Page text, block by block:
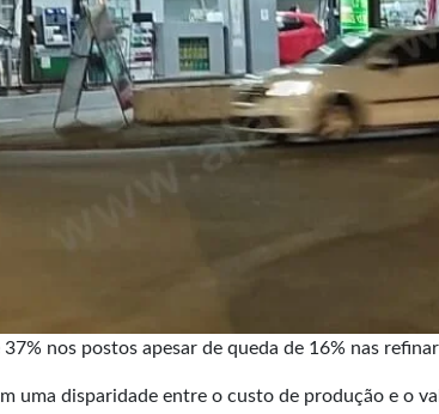
nos postos apesar de queda de 16% nas
uma disparidade entre o custo de produção e o